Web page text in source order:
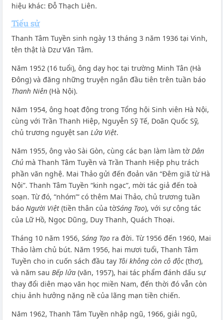
hiệu khác: Đỗ Thạch Liên.
Tiểu sử
Thanh Tâm Tuyền sinh ngày 13 tháng 3 năm 1936 tại Vinh,
tên thật là Dzư Văn Tâm.
Năm 1952 (16 tuổi), ông dạy học tại trường Minh Tân (Hà
Đông) và đăng những truyện ngắn đầu tiên trên tuần báo
Thanh Niên(Hà Nội).
Năm 1954, ông hoạt động trong Tổng hội Sinh viên Hà Nội,
cùng với Trần Thanh Hiệp, Nguyễn Sỹ Tế, Doãn Quốc Sỹ,
chủ trương nguyệt san Lửa Việt.
Năm 1955, ông vào Sài Gòn, cùng các bạn làm làm tờ Dân
Chủmà Thanh Tâm Tuyền và Trần Thanh Hiệp phụ trách
phần văn nghệ. Mai Thảo gửi đến đoản văn “Đêm giã từ Hà
Nội”. Thanh Tâm Tuyền “kinh ngạc”, mời tác giả đến toà
soạn. Từ đó, “nhóm”‘ có thêm Mai Thảo, chủ trương tuần
báo Người Việt(tiền thân của tờSáng Tạo), với sự cộng tác
của Lữ Hồ, Ngọc Dũng, Duy Thanh, Quách Thoại.
Tháng 10 năm 1956, Sáng Tạora đời. Từ 1956 đến 1960, Mai
Thảo làm chủ bút. Năm 1956, hai mươi tuổi, Thanh Tâm
Tuyền cho in cuốn sách đầu tay Tôi không còn cô độc(thơ),
và năm sau Bếp lửa(văn, 1957), hai tác phẩm đánh dấu sự
thay đổi diên mạo văn học miền Nam, đến thời đó vẫn còn
chịu ảnh hưởng nặng nề của lãng mạn tiền chiến.
Năm 1962, Thanh Tâm Tuyền nhập ngũ, 1966, giải ngũ,